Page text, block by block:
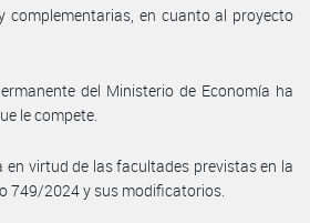
complementarias, en cuanto al proyecto
del Ministerio de Economía ha
le compete.
en virtud de las facultades previstas en la
749/2024 y sus modificatorios.